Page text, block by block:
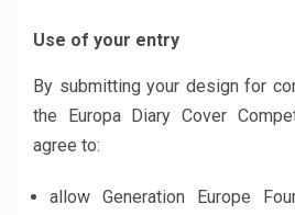
Use of your entry
By submitting your design for
the Europa Diary Cover
agree to:
allow Generation Europe